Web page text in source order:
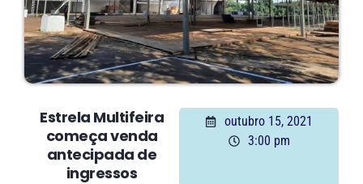
Estrela Multifeira
começa venda
antecipada de
ingressos
outubro 15, 2021
3:00 pm